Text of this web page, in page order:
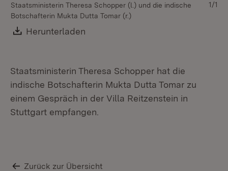
Staatsministerin Theresa Schopper (l.) und die indische
Botschafterin Mukta Dutta Tomar (r.)
Download:
Herunterladen
1/1
Staatsministerin Theresa Schopper hat die
indische Botschafterin Mukta Dutta Tomar zu
einem Gespräch in der Villa Reitzenstein in
Stuttgart empfangen.
Zurück zur Übersicht